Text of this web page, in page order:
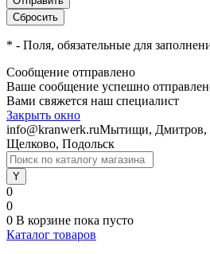
* - Поля, обязательные для
Сообщение отправлено
Ваше сообщение успешно
Вами свяжется наш специалист
Закрыть окно
info@kranwerk.ruМытищи, Дмитров,
Щелково, Подольск
0
0
0 В корзине пока пусто
Каталог товаров